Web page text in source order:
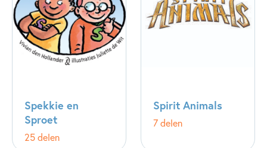
Spekkie en
Sproet
25 delen
Spirit Animals
7 delen